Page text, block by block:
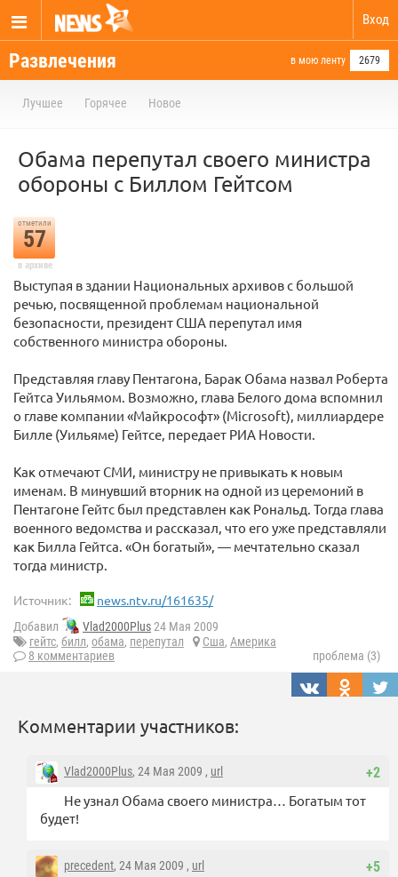
Вход
Развлечения в мою ленту 2679
Лучшее Горячее Новое
Обама перепутал своего министра
обороны с Биллом Гейтсом
отметили
57
в архиве
Выступая в здании Национальных архивов с большой
речью, посвященной проблемам национальной
безопасности, президент США перепутал имя
собственного министра обороны.
Представляя главу Пентагона, Барак Обама назвал Роберта
Гейтса Уильямом. Возможно, глава Белого дома вспомнил
о главе компании «Майкрософт» (Microsoft), миллиардере
Билле (Уильяме) Гейтсе, передает РИА Новости.
Как отмечают СМИ, министру не привыкать к новым
именам. В минувший вторник на одной из церемоний в
Пентагоне Гейтс был представлен как Рональд. Тогда глава
военного ведомства и рассказал, что его уже представляли
как Билла Гейтса. «Он богатый», — мечтательно сказал
тогда министр.
Источник: news.ntv.ru/161635/
Добавил Vlad2000Plus24 Мая 2009
гейтс, билл, обама, перепутал Сша, Америка
8 комментариев
проблема (3)
Комментарии участников:
+2
Vlad2000Plus, 24 Мая 2009 , url
Не узнал Обама своего министра… Богатым тот
будет!
+5
precedent, 24 Мая 2009 , url